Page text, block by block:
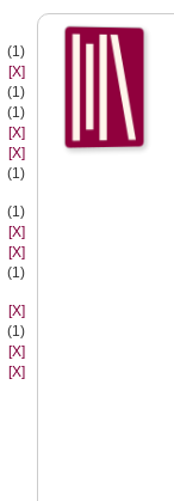
(1)
[X]
(1)
(1)
[X]
[X]
(1)
(1)
[X]
[X]
(1)
[X]
(1)
[X]
[X]